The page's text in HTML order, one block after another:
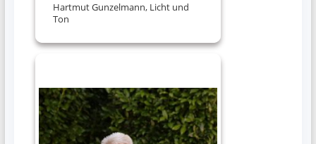
Hartmut Gunzelmann, Licht und
Ton